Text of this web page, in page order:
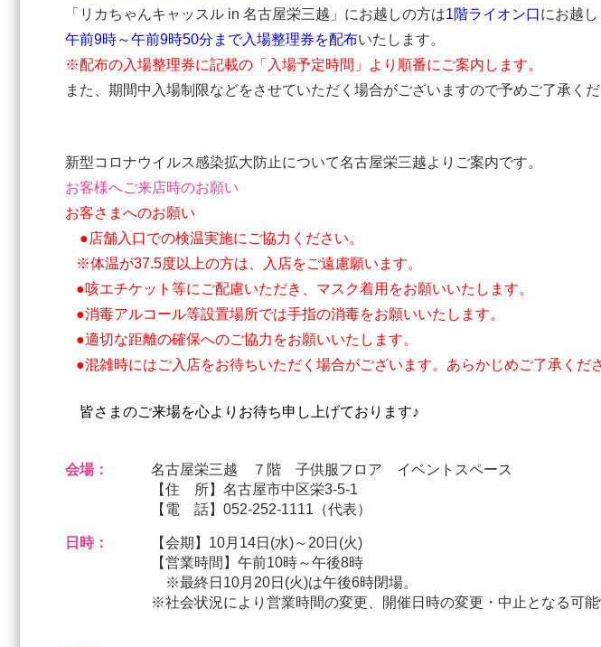
「リカちゃんキャッスル in 名古屋栄三越」にお越しの方は1階ライオン口にお越し
午前9時～午前9時50分まで入場整理券を配布いたします。
※配布の入場整理券に記載の「入場予定時間」より順番にご案内します。
また、期間中入場制限などをさせていただく場合がございますので予めご了承くだ
新型コロナウイルス感染拡大防止について名古屋栄三越よりご案内です。
お客様へご来店時のお願い
お客さまへのお願い
●店舗入口での検温実施にご協力ください。
※体温が37.5度以上の方は、入店をご遠慮願います。
●咳エチケット等にご配慮いただき、マスク着用をお願いいたします。
●消毒アルコール等設置場所では手指の消毒をお願いいたします。
●適切な距離の確保へのご協力をお願いいたします。
●混雑時にはご入店をお待ちいただく場合がございます。あらかじめご了承くださ
皆さまのご来場を心よりお待ち申し上げております♪
会場：
名古屋栄三越 ７階 子供服フロア イベントスペース
【住 所】名古屋市中区栄3-5-1
【電 話】052-252-1111（代表）
日時：
【会期】10月14日(水)～20日(火)
【営業時間】午前10時～午後8時
※最終日10月20日(火)は午後6時閉場。
※社会状況により営業時間の変更、開催日時の変更・中止となる可